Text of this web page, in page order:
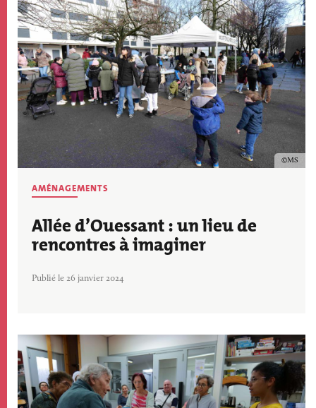
MS
AMÉNAGEMENTS
Allée d’Ouessant : un lieu de
rencontres à imaginer
Publié le 26 janvier 2024
Image